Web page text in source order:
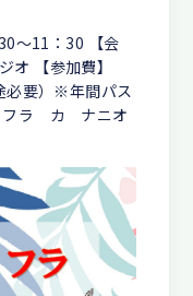
～11：30 【会
オ 【参加費】
必要）※年間パス
ラ カ ナニオ